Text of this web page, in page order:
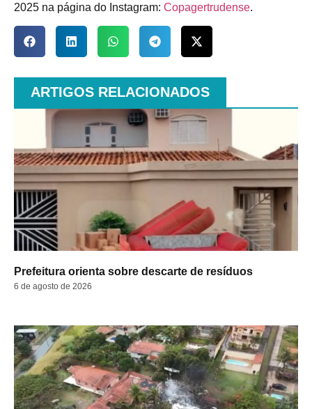
2025 na página do Instagram: Copagertrudense.
ARTIGOS RELACIONADOS
Prefeitura orienta sobre descarte de resíduos
6 de agosto de 2026